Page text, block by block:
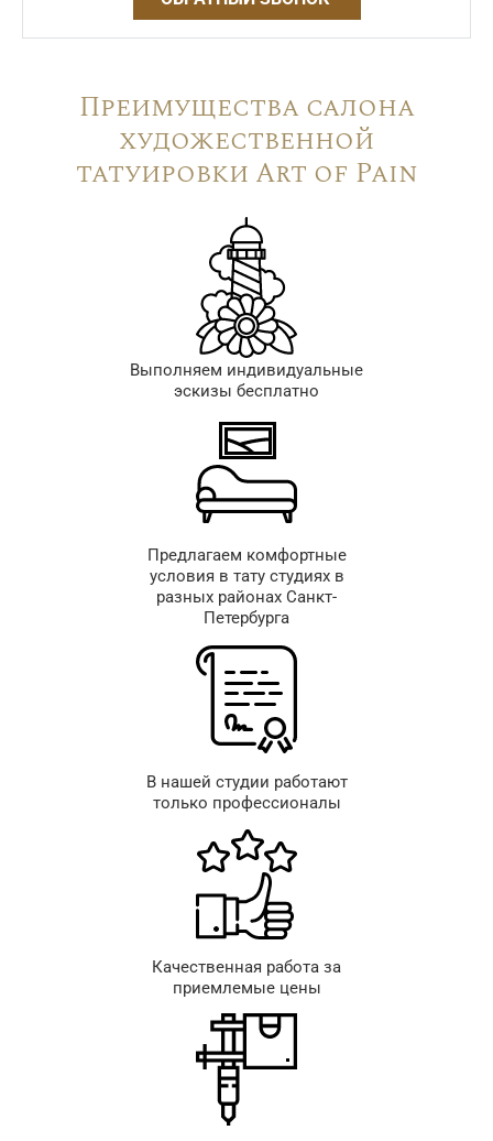
Преимущества салона
художественной
татуировки Art of Pain
Выполняем индивидуальные
эскизы бесплатно
Предлагаем комфортные
условия в тату студиях в
разных районах Санкт-
Петербурга
В нашей студии работают
только профессионалы
Качественная работа за
приемлемые цены